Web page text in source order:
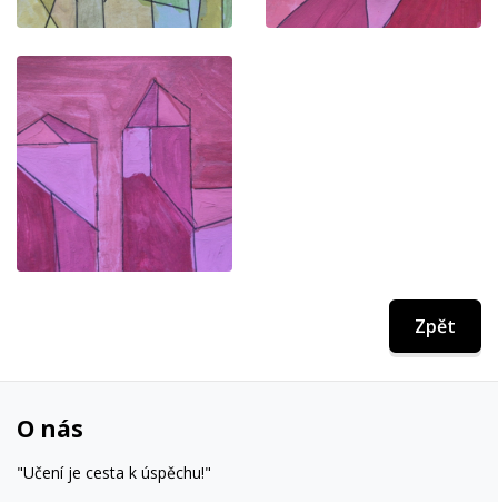
Zpět
O nás
"Učení je cesta k úspěchu!"